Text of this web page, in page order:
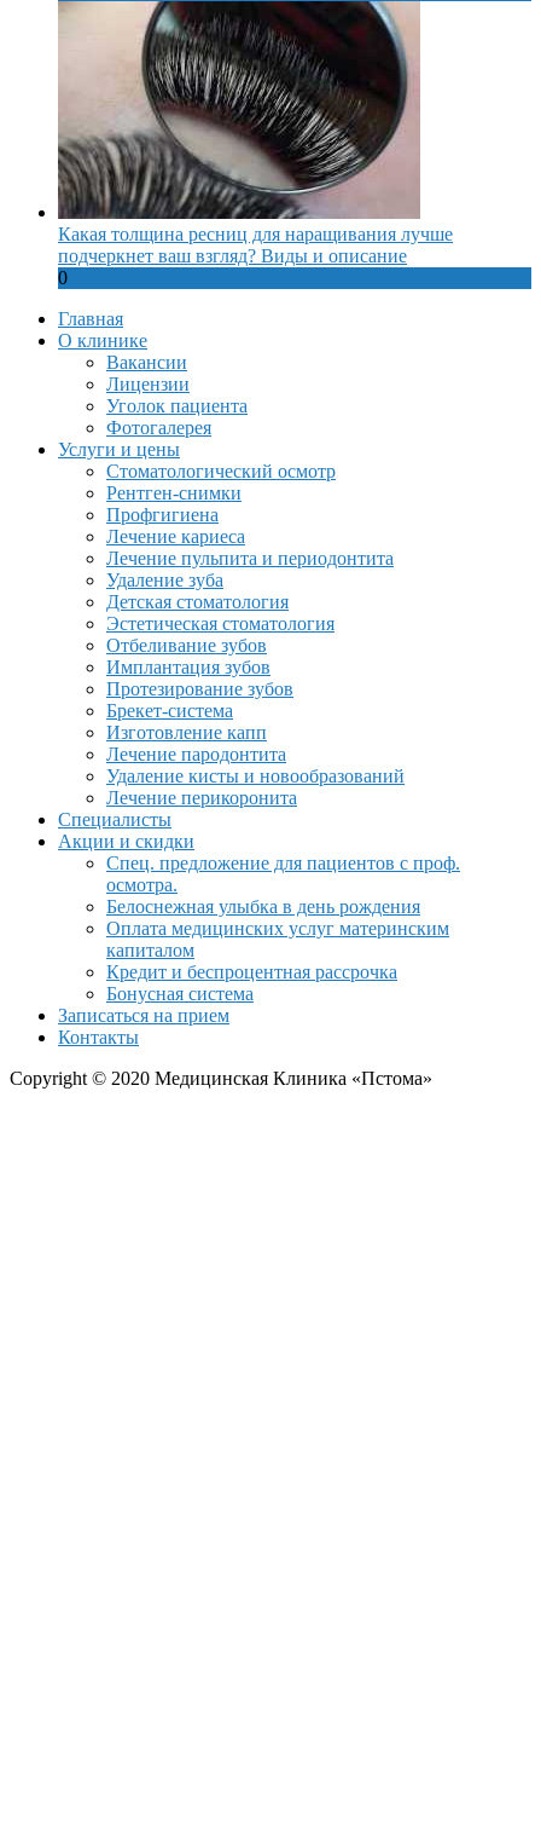
Какая толщина ресниц для наращивания лучше
подчеркнет ваш взгляд? Виды и описание
0
Главная
О клинике
Вакансии
Лицензии
Уголок пациента
Фотогалерея
Услуги и цены
Стоматологический осмотр
Рентген-снимки
Профгигиена
Лечение кариеса
Лечение пульпита и периодонтита
Удаление зуба
Детская стоматология
Эстетическая стоматология
Отбеливание зубов
Имплантация зубов
Протезирование зубов
Брекет-система
Изготовление капп
Лечение пародонтита
Удаление кисты и новообразований
Лечение перикоронита
Специалисты
Акции и скидки
Спец. предложение для пациентов с проф.
осмотра.
Белоснежная улыбка в день рождения
Оплата медицинских услуг материнским
капиталом
Кредит и беспроцентная рассрочка
Бонусная система
Записаться на прием
Контакты
Copyright © 2020 Медицинская Клиника «Пстома»